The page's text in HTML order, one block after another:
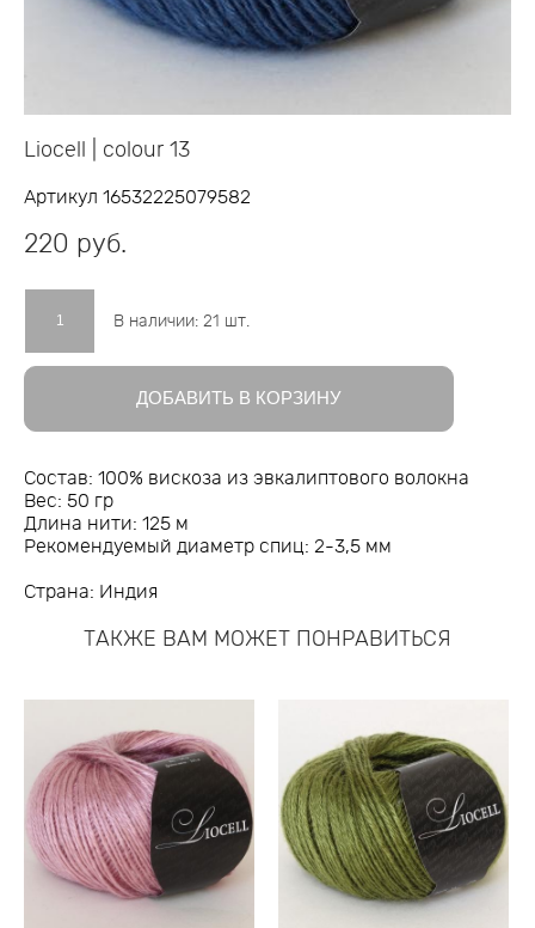
Liocell | colour 13
Артикул 16532225079582
220 pуб.
В наличии: 21 шт.
ДОБАВИТЬ В КОРЗИНУ
Состав: 100% вискоза из эвкалиптового волокна
Вес: 50 гр
Длина нити: 125 м
Рекомендуемый диаметр спиц: 2-3,5 мм
Страна: Индия
ТАКЖЕ ВАМ МОЖЕТ ПОНРАВИТЬСЯ